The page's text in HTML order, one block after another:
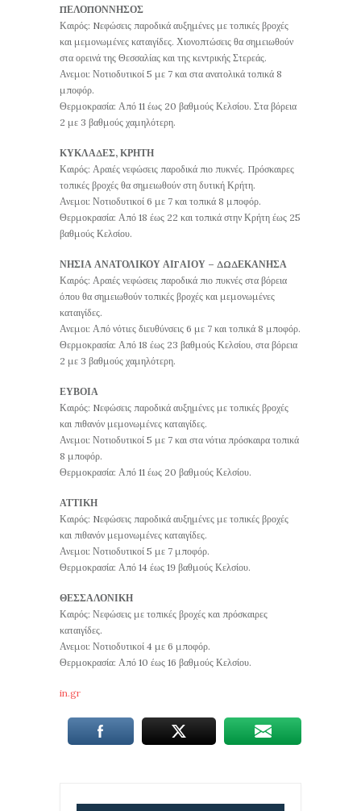
ΠΕΛΟΠΟΝΝΗΣΟΣ
Καιρός: Nεφώσεις παροδικά αυξημένες με τοπικές βροχές
και μεμονωμένες καταιγίδες. Χιονοπτώσεις θα σημειωθούν
στα ορεινά της Θεσσαλίας και της κεντρικής Στερεάς.
Ανεμοι: Νοτιοδυτικοί 5 με 7 και στα ανατολικά τοπικά 8
μποφόρ.
Θερμοκρασία: Από 11 έως 20 βαθμούς Κελσίου. Στα βόρεια
2 με 3 βαθμούς χαμηλότερη.
ΚΥΚΛΑΔΕΣ, ΚΡΗΤΗ
Καιρός: Αραιές νεφώσεις παροδικά πιο πυκνές. Πρόσκαιρες
τοπικές βροχές θα σημειωθούν στη δυτική Κρήτη.
Ανεμοι: Νοτιοδυτικοί 6 με 7 και τοπικά 8 μποφόρ.
Θερμοκρασία: Από 18 έως 22 και τοπικά στην Κρήτη έως 25
βαθμούς Κελσίου.
ΝΗΣΙΑ ΑΝΑΤΟΛΙΚΟΥ ΑΙΓΑΙΟΥ – ΔΩΔΕΚΑΝΗΣΑ
Καιρός: Αραιές νεφώσεις παροδικά πιο πυκνές στα βόρεια
όπου θα σημειωθούν τοπικές βροχές και μεμονωμένες
καταιγίδες.
Ανεμοι: Από νότιες διευθύνσεις 6 με 7 και τοπικά 8 μποφόρ.
Θερμοκρασία: Από 18 έως 23 βαθμούς Κελσίου, στα βόρεια
2 με 3 βαθμούς χαμηλότερη.
ΕΥΒΟΙΑ
Καιρός: Nεφώσεις παροδικά αυξημένες με τοπικές βροχές
και πιθανόν μεμονωμένες καταιγίδες.
Ανεμοι: Νοτιοδυτικοί 5 με 7 και στα νότια πρόσκαιρα τοπικά
8 μποφόρ.
Θερμοκρασία: Από 11 έως 20 βαθμούς Κελσίου.
ΑΤΤΙΚΗ
Καιρός: Nεφώσεις παροδικά αυξημένες με τοπικές βροχές
και πιθανόν μεμονωμένες καταιγίδες.
Ανεμοι: Νοτιοδυτικοί 5 με 7 μποφόρ.
Θερμοκρασία: Από 14 έως 19 βαθμούς Κελσίου.
ΘΕΣΣΑΛΟΝΙΚΗ
Καιρός: Νεφώσεις με τοπικές βροχές και πρόσκαιρες
καταιγίδες.
Ανεμοι: Νοτιοδυτικοί 4 με 6 μποφόρ.
Θερμοκρασία: Από 10 έως 16 βαθμούς Κελσίου.
in.gr